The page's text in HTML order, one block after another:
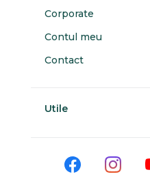
Corporate
Contul meu
Contact
Utile